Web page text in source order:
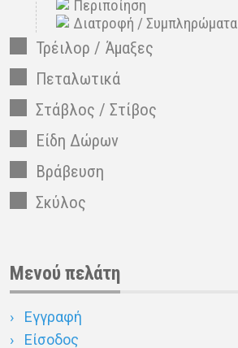
Περιποίηση
Διατροφή / Συμπληρώματα
Τρέιλορ / Άμαξες
Πεταλωτικά
Στάβλος / Στίβος
Είδη Δώρων
Βράβευση
Σκύλος
Μενού πελάτη
Εγγραφή
Είσοδος